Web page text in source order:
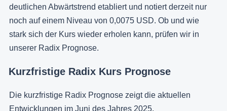
deutlichen Abwärtstrend etabliert und notiert derzeit nur
noch auf einem Niveau von 0,0075 USD. Ob und wie
stark sich der Kurs wieder erholen kann, prüfen wir in
unserer Radix Prognose.
Kurzfristige Radix Kurs Prognose
Die kurzfristige Radix Prognose zeigt die aktuellen
Entwicklungen im Juni des Jahres 2025.